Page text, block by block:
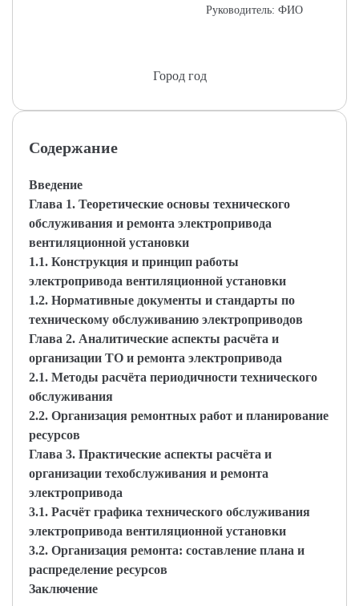
Руководитель: ФИО
Город год
Содержание
Введение
Глава 1. Теоретические основы технического
обслуживания и ремонта электропривода
вентиляционной установки
1.1. Конструкция и принцип работы
электропривода вентиляционной установки
1.2. Нормативные документы и стандарты по
техническому обслуживанию электроприводов
Глава 2. Аналитические аспекты расчёта и
организации ТО и ремонта электропривода
2.1. Методы расчёта периодичности технического
обслуживания
2.2. Организация ремонтных работ и планирование
ресурсов
Глава 3. Практические аспекты расчёта и
организации техобслуживания и ремонта
электропривода
3.1. Расчёт графика технического обслуживания
электропривода вентиляционной установки
3.2. Организация ремонта: составление плана и
распределение ресурсов
Заключение